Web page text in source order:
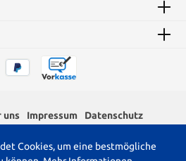
uns Impressum
Datenschutz
Cookies, um eine bestmögliche